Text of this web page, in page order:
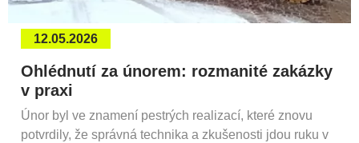
12.05.2026
Ohlédnutí za únorem: rozmanité zakázky
v praxi
Únor byl ve znamení pestrých realizací, které znovu
potvrdily, že správná technika a zkušenosti jdou ruku v